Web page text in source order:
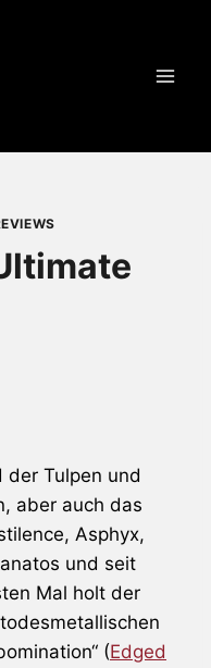
der Tulpen und
aber auch das
Asphyx,
und seit
Mal holt der
(Edged